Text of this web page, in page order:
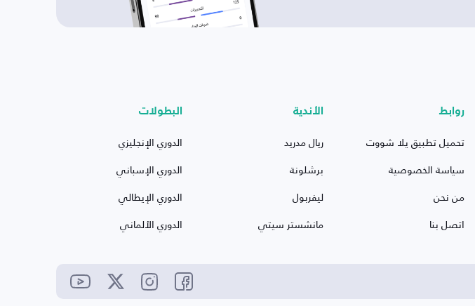
روابط
تحميل تطبيق يلا شووت
سياسة الخصوصية
من نحن
اتصل بنا
الأندية
ريال مدريد
برشلونة
ليفربول
مانشستر سيتي
البطولات
الدوري الإنجليزي
الدوري الإسباني
الدوري الإيطالي
الدوري الألماني